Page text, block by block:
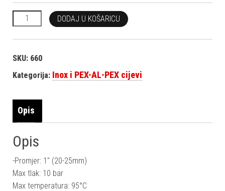
Pex-Alu-Pex cijev 2026mm 1" količina
DODAJ U KOŠARICU
SKU: 660
Kategorija: Inox i PEX-AL-PEX cijevi
Opis
Opis
-Promjer: 1″ (20-25mm)
Max tlak: 10 bar
Max temperatura: 95°C